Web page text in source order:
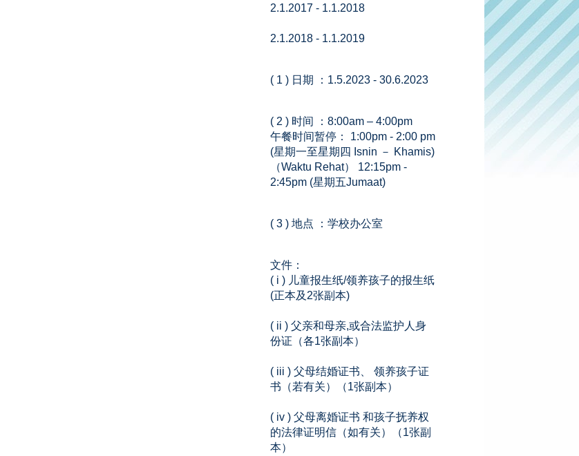
2.1.2017 - 1.1.2018
2.1.2018 - 1.1.2019
( 1 ) 日期 ：1.5.2023 - 30.6.2023
( 2 ) 时间 ：8:00am – 4:00pm
午餐时间暂停： 1:00pm - 2:00 pm
(星期一至星期四 Isnin － Khamis)
（Waktu Rehat） 12:15pm -
2:45pm (星期五Jumaat)
( 3 ) 地点 ：学校办公室
文件：
( i ) 儿童报生纸/领养孩子的报生纸
(正本及2张副本)
( ii ) 父亲和母亲,或合法监护人身
份证（各1张副本）
( iii ) 父母结婚证书、 领养孩子证
书（若有关）（1张副本）
( iv ) 父母离婚证书 和孩子抚养权
的法律证明信（如有关）（1张副
本）